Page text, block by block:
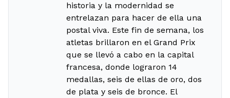
historia y la modernidad se
entrelazan para hacer de ella una
postal viva. Este fin de semana, los
atletas brillaron en el Grand Prix
que se llevó a cabo en la capital
francesa, donde lograron 14
medallas, seis de ellas de oro, dos
de plata y seis de bronce. El